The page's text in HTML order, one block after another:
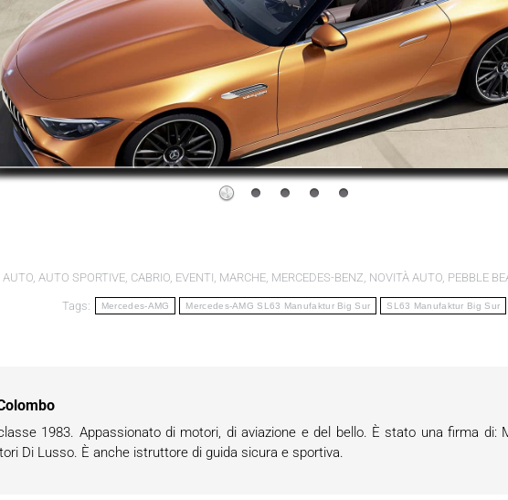
AUTO, AUTO SPORTIVE, CABRIO, EVENTI, MARCHE, MERCEDES-BENZ, NOVITÀ AUTO, PEBBLE
Tags: Mercedes-AMG Mercedes-AMG SL63 Manufaktur Big Sur SL63 Manufaktur Big Sur
1983. Appassionato di motori, di aviazione e del bello. È stato una firma di:
Di Lusso. È anche istruttore di guida sicura e sportiva.